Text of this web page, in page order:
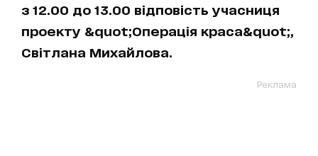
з 12.00 до 13.00 відповість учасниця
проекту &quot;Операція краса&quot;,
Світлана Михайлова.
Реклама